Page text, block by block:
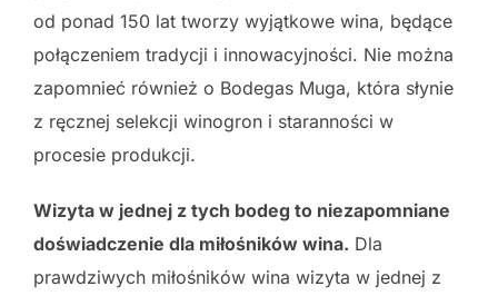
od ponad 150 lat tworzy wyjątkowe wina, będące
połączeniem tradycji i innowacyjności. Nie można
zapomnieć również o Bodegas Muga, która słynie
z ręcznej selekcji winogron i staranności w
procesie produkcji.
Wizyta w jednej z tych bodeg to niezapomniane
doświadczenie dla miłośników wina. Dla
prawdziwych miłośników wina wizyta w jednej z